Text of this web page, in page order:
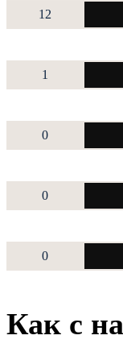
12
1
0
0
0
Как с